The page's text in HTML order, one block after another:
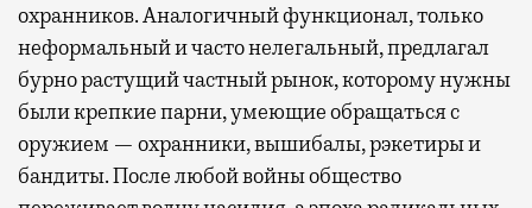
охранников. Аналогичный функционал, только
неформальный и часто нелегальный, предлагал
бурно растущий частный рынок, которому нужны
были крепкие парни, умеющие обращаться с
оружием — охранники, вышибалы, рэкетиры и
бандиты. После любой войны общество